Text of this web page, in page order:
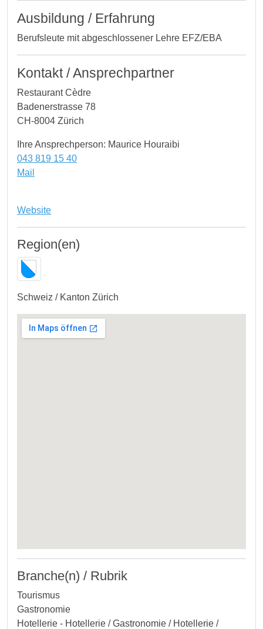
Ausbildung / Erfahrung
Berufsleute mit abgeschlossener Lehre EFZ/EBA
Kontakt / Ansprechpartner
Restaurant Cèdre
Badenerstrasse 78
CH-8004 Zürich
Ihre Ansprechperson: Maurice Houraibi
043 819 15 40
Mail
Website
Region(en)
Schweiz / Kanton Zürich
Branche(n) / Rubrik
Tourismus
Gastronomie
Hotellerie - Hotellerie / Gastronomie / Hotellerie /